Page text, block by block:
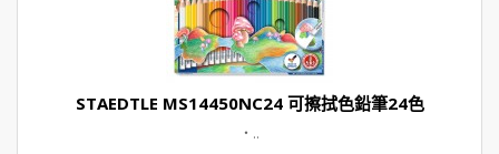
STAEDTLE MS14450NC24 可擦拭色鉛筆24色
‧..